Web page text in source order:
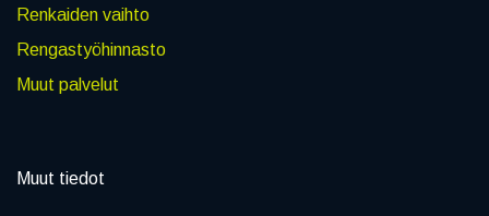
Renkaiden vaihto
Rengastyöhinnasto
Muut palvelut
Muut tiedot